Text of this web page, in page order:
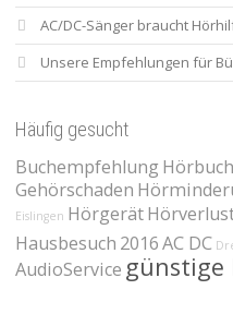
AC/DC-Sänger braucht
Unsere Empfehlungen für
Häufig gesucht
Buchempfehlung Hörbuch
Gehörschaden
Eislingen Hörgerät
Hausbesuch 2016AC DC
AudioService günstige